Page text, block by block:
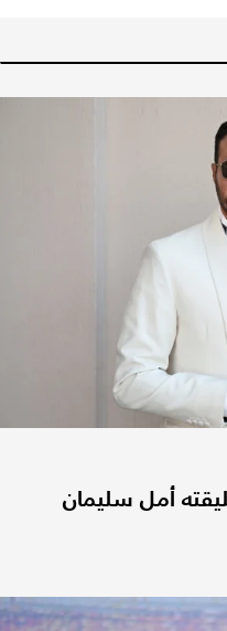
أمل سليمان